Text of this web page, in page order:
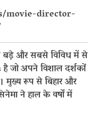
movie-director-
बड़े और सबसे विविध में से
अपने विशाल दर्शकों
मुख्य रूप से बिहार और
ने हाल के वर्षों में